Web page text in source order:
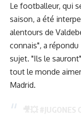
Le footballeur, qui
saison, a été
alentours de
connais", a
sujet. "Ils le
tout le monde
Madrid.